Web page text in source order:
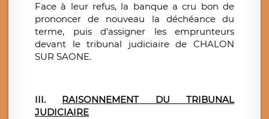
Face à leur refus, la banque a cru bon de
prononcer de nouveau la déchéance du
terme, puis d'assigner les emprunteurs
devant le tribunal judiciaire de CHALON
SUR SAONE.
III. RAISONNEMENT DU TRIBUNAL
JUDICIAIRE